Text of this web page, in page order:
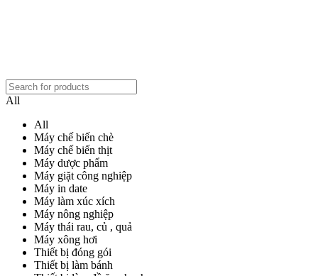
All
All
Máy chế biến chè
Máy chế biến thịt
Máy dược phẩm
Máy giặt công nghiệp
Máy in date
Máy làm xúc xích
Máy nông nghiệp
Máy thái rau, củ , quả
Máy xông hơi
Thiết bị đóng gói
Thiết bị làm bánh